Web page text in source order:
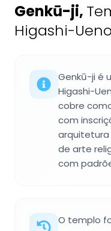
Genkū-ji,
Higashi-
Genkū-ji é
Higashi-
cobre
com
arquitetura
de arte
com
O templo